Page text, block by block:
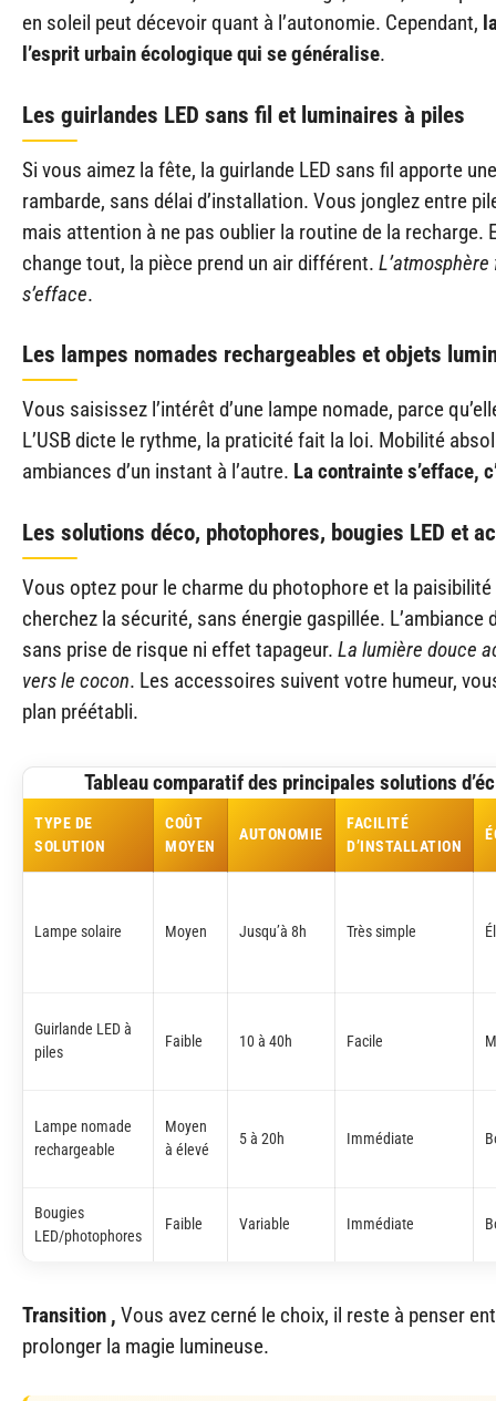
en soleil peut décevoir quant à l’autonomie. Cependant,
l’esprit urbain écologique qui se généralise.
Les guirlandes LED sans fil et luminaires à piles
Si vous aimez la fête, la guirlande LED sans fil apporte
rambarde, sans délai d’installation. Vous jonglez entre
mais attention à ne pas oublier la routine de la recharge.
change tout, la pièce prend un air différent.
s’efface.
Les lampes nomades rechargeables et objets
Vous saisissez l’intérêt d’une lampe nomade, parce
L’USB dicte le rythme, la praticité fait la loi. Mobilité
ambiances d’un instant à l’autre. La contrainte s’efface,
Les solutions déco, photophores, bougies LED et
Vous optez pour le charme du photophore et la paisibilité
cherchez la sécurité, sans énergie gaspillée.
sans prise de risque ni effet tapageur. La lumière douce
vers le cocon. Les accessoires suivent votre humeur,
plan préétabli.
Tableau comparatif des principales solutions
TYPE DE
SOLUTION
COÛT
MOYEN
AUTONOMIE
FACILITÉ
D’INSTALLATION
Lampe solaire Moyen Jusqu’à 8h Très simple
Guirlande LED à
piles
Faible 10 à 40h Facile
Lampe nomade
rechargeable
Moyen
à élevé
5 à 20h Immédiate
Bougies
LED/photophores
Faible Variable Immédiate
Transition , Vous avez cerné le choix, il reste à penser
prolonger la magie lumineuse.